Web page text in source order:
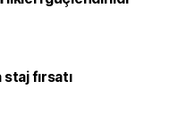
fırsatı